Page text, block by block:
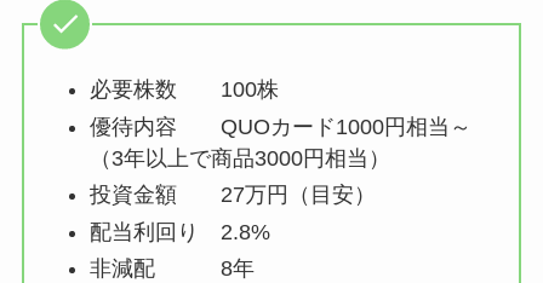
必要株数 100株
優待内容 QUOカード1000円相当～
（3年以上で商品3000円相当）
投資金額 27万円（目安）
配当利回り 2.8%
非減配 8年